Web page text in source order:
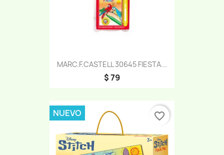
MARC.F.CASTELL 30645 FIESTA...
$ 79
NUEVO favorite_border